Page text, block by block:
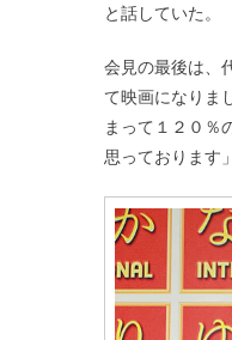
と話していた。
会見の最後は、
て映画になりま
まって１２０％
思っております